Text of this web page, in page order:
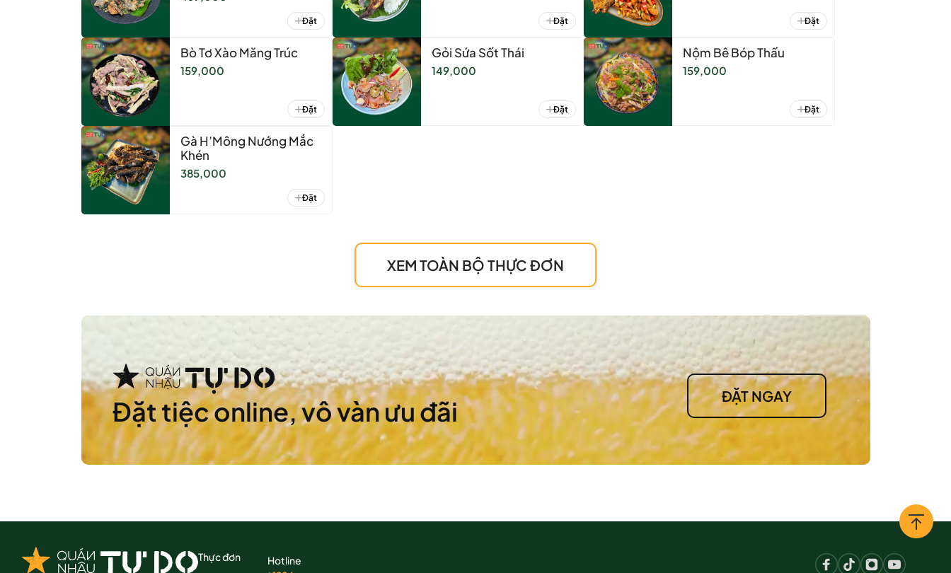
Đặt Đặt Đặt
Bò Tơ Xào Măng Trúc
159,000
Đặt
Gỏi Sứa Sốt Thái
149,000
Đặt
Nộm Bê Bóp Thấu
159,000
Đặt
Gà H’Mông Nướng Mắc
Khén
385,000
Đặt
XEM TOÀN BỘ THỰC ĐƠN
Đặt tiệc online, vô vàn ưu đãi ĐẶT NGAY
Thực đơn
Hotline